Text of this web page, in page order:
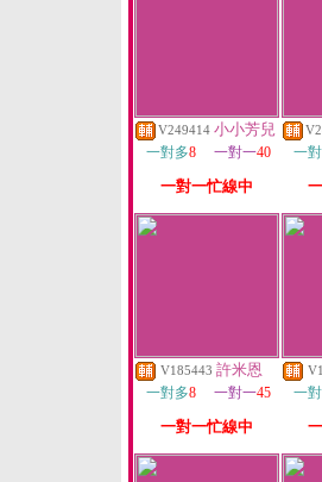
V249414 小小芳兒
一對多8 一對一40
一對一忙線中
一
V185443 許米恩
一對多8 一對一45
一對一忙線中
一